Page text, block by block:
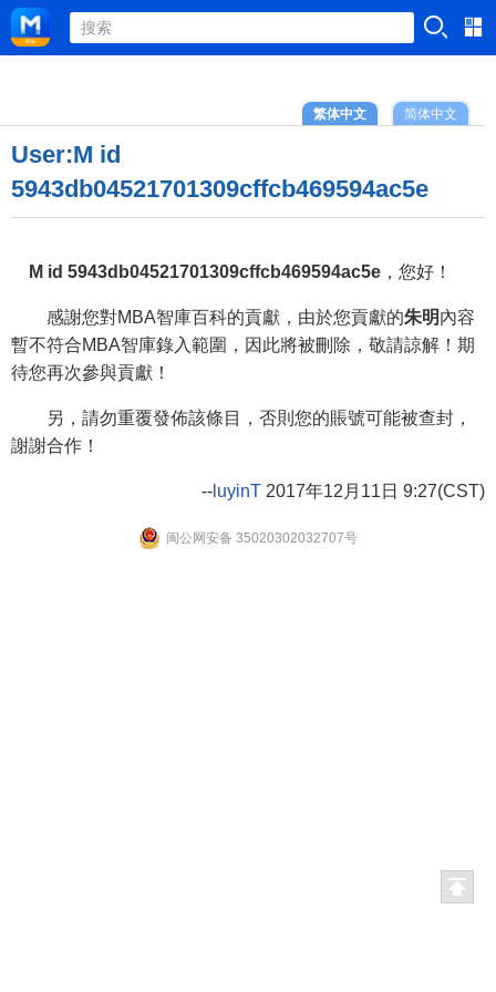
简体中文
繁体中文
User:M id
5943db04521701309cffcb469594ac5e
M id 5943db04521701309cffcb469594ac5e ，您好！
感謝您對MBA智庫百科的貢獻，由於您貢獻的朱明內容
暫不符合MBA智庫錄入範圍，因此將被刪除，敬請諒解！期
待您再次參與貢獻！
另，請勿重覆發佈該條目，否則您的賬號可能被查封，
謝謝合作！
-- luyinT 2017年12月11日 9:27(CST)
闽公网安备 35020302032707号